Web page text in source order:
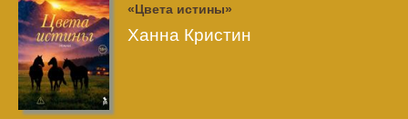
«Цвета истины»
Ханна Кристин